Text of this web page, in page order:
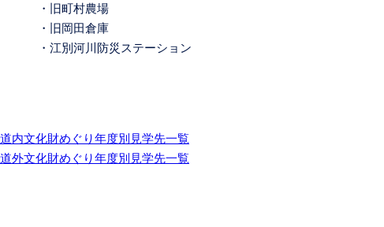
・旧町村農場
・旧岡田倉庫
・江別河川防災ステーション
道内文化財めぐり年度別見学先一覧
道外文化財めぐり年度別見学先一覧